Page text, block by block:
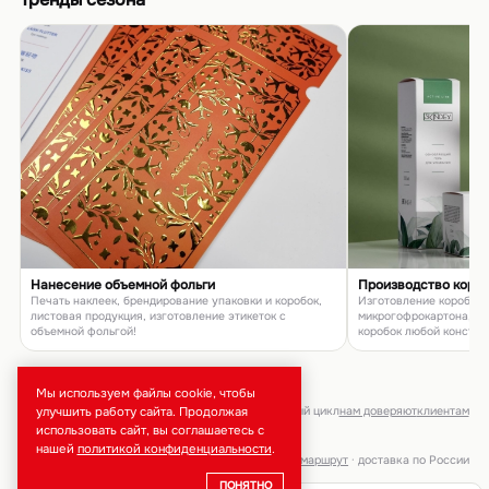
Нанесение объемной фольги
Печать наклеек, брендирование упаковки и коробок,
листовая продукция, изготовление этикеток с
объемной фольгой!
Производство
Изготовление коробок
микрогофрокартона,
коробок любой
брендирование · тиражи от 50 шт · полный циклнам доверяютклиентам
Москва, ул. Неверовского, 9 · маршрут · доставка по России
Мы используем файлы cookie, чтобы
улучшить работу сайта. Продолжая
использовать сайт, вы соглашаетесь с
нашей политикой конфиденциальности.
ПОНЯТНО